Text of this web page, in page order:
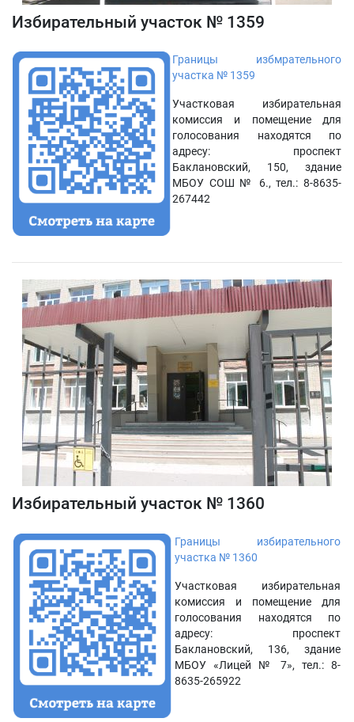
Избирательный участок № 1359
Границы избмрательного
участка № 1359
Участковая избирательная
комиссия и помещение для
голосования находятся по
адресу: проспект
Баклановский, 150, здание
МБОУ СОШ № 6., тел.: 8-8635-
267442
Избирательный участок № 1360
Границы избирательного
участка № 1360
Участковая избирательная
комиссия и помещение для
голосования находятся по
адресу: проспект
Баклановский, 136, здание
МБОУ «Лицей № 7», тел.: 8-
8635-265922